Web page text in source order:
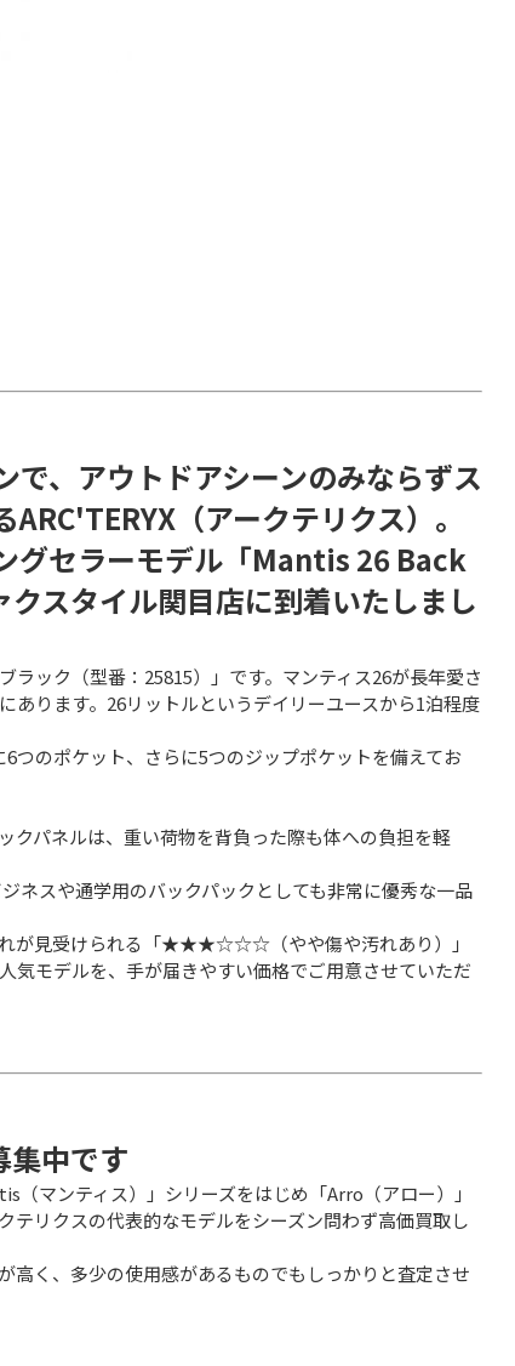
、アウトドアシーンのみならずス
（アークテリクス）。
グセラーモデル「Mantis 26 Back
スタイル関目店に到着いたしまし
ック（型番：25815）」です。マンティス26が長年愛さ
ります。26リットルというデイリーユースから1泊程度
つのポケット、さらに5つのジップポケットを備えてお
パネルは、重い荷物を背負った際も体への負担を軽
ネスや通学用のバックパックとしても非常に優秀な一品
が見受けられる「★★★☆☆☆（やや傷や汚れあり）」
気モデルを、手が届きやすい価格でご用意させていただ
集中です
マンティス）」シリーズをはじめ「Arro（アロー）」
テリクスの代表的なモデルをシーズン問わず高価買取し
く、多少の使用感があるものでもしっかりと査定させ